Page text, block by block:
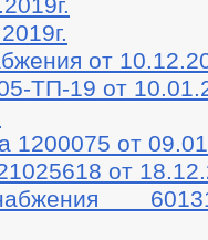
от
ТП-19 от
1200075 от
от